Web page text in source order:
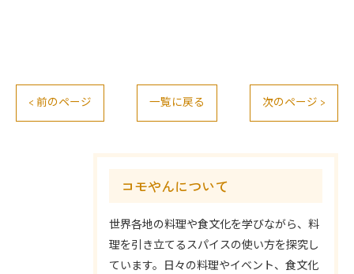
< 前のページ 一覧に戻る 次のページ >
コモやんについて
世界各地の料理や食文化を学びながら、料
理を引き立てるスパイスの使い方を探究し
ています。日々の料理やイベント、食文化